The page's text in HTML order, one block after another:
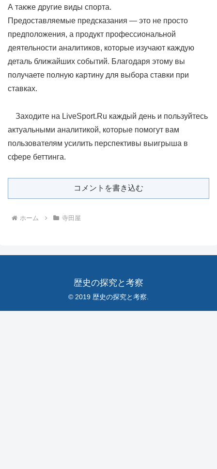
А также другие виды спорта.
Предоставляемые предсказания — это не просто
предположения, а продукт профессиональной
деятельности аналитиков, которые изучают каждую
деталь ближайших событий. Благодаря этому вы
получаете полную картину для выбора ставки при
ставках.
Заходите на LiveSport.Ru каждый день и пользуйтесь
актуальными аналитикой, которые помогут вам
пользователям усилить перспективы выигрыша в
сфере беттинга.
コメントを書き込む
ホーム 寺田屋
歴史の探究と考察
© 2019 歴史の探究と考察.